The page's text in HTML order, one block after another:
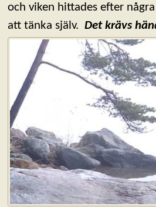
och viken hittades efter
att tänka själv. Det krävs